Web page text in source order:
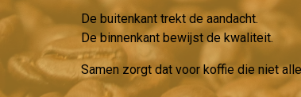
De buitenkant trekt de aandacht.
De binnenkant bewijst de kwaliteit.
Samen zorgt dat voor koffie die niet